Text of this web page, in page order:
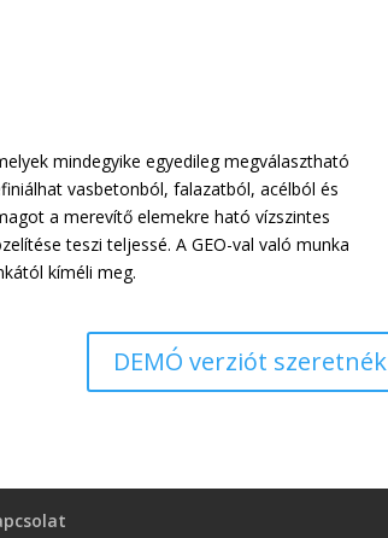
mindegyike egyedileg megválasztható
vasbetonból, falazatból, acélból és
a merevítő elemekre ható vízszintes
teszi teljessé. A GEO-val való munka
kíméli meg.
DEMÓ verziót szeretnék